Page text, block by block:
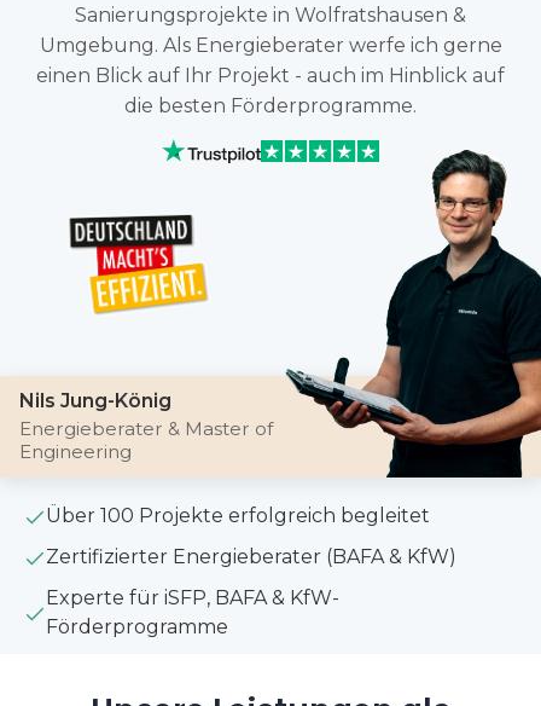
Sanierungsprojekte in Wolfratshausen &
Umgebung. Als Energieberater werfe ich gerne
einen Blick auf Ihr Projekt - auch im Hinblick auf
die besten Förderprogramme.
Nils Jung-König
Energieberater & Master of
Engineering
Über 100 Projekte erfolgreich begleitet
Zertifizierter Energieberater (BAFA & KfW)
Experte für iSFP, BAFA & KfW-
Förderprogramme